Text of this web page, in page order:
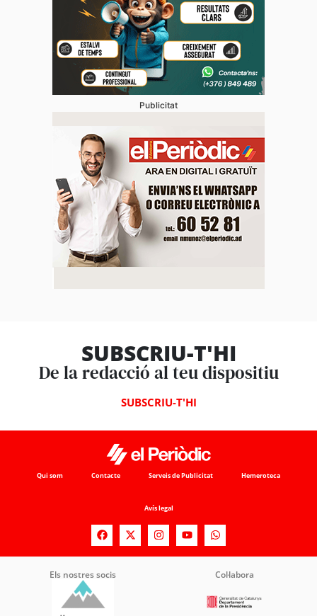
Publicitat
SUBSCRIU-T'HI
De la redacció al teu dispositiu
SUBSCRIU-T'HI
Qui som Contacte Serveis de Publicitat Hemeroteca
Avís legal
Els nostres socis Col·labora